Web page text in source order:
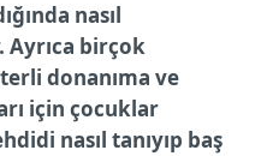
nasıl
Ayrıca birçok
donanıma ve
için çocuklar
nasıl tanıyıp baş